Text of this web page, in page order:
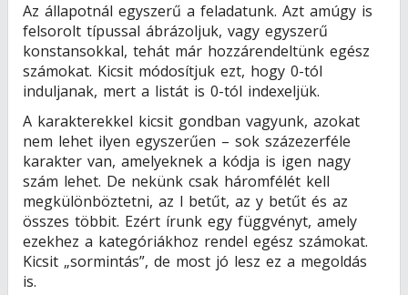
Az állapotnál egyszerű a feladatunk. Azt amúgy is
felsorolt típussal ábrázoljuk, vagy egyszerű
konstansokkal, tehát már hozzárendeltünk egész
számokat. Kicsit módosítjuk ezt, hogy 0-tól
induljanak, mert a listát is 0-tól indexeljük.
A karakterekkel kicsit gondban vagyunk, azokat
nem lehet ilyen egyszerűen – sok százezerféle
karakter van, amelyeknek a kódja is igen nagy
szám lehet. De nekünk csak háromfélét kell
megkülönböztetni, az l betűt, az y betűt és az
összes többit. Ezért írunk egy függvényt, amely
ezekhez a kategóriákhoz rendel egész számokat.
Kicsit „sormintás”, de most jó lesz ez a megoldás
is.